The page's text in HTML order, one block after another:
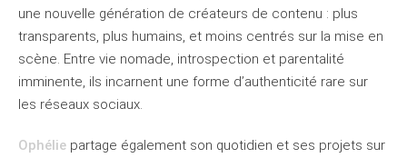
une nouvelle génération de créateurs de contenu : plus
transparents, plus humains, et moins centrés sur la mise en
scène. Entre vie nomade, introspection et parentalité
imminente, ils incarnent une forme d’authenticité rare sur
les réseaux sociaux.
Ophélie partage également son quotidien et ses projets sur